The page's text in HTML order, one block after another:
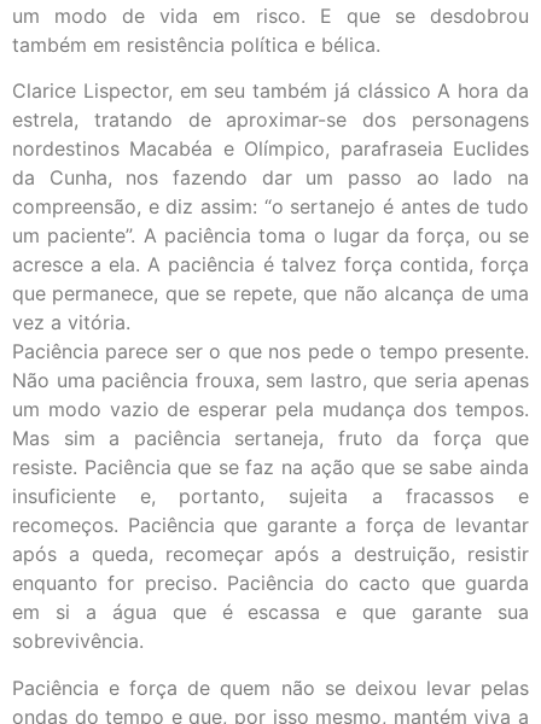
um modo de vida em risco. E que se desdobrou
também em resistência política e bélica.
Clarice Lispector, em seu também já clássico A hora da
estrela, tratando de aproximar-se dos personagens
nordestinos Macabéa e Olímpico, parafraseia Euclides
da Cunha, nos fazendo dar um passo ao lado na
compreensão, e diz assim: “o sertanejo é antes de tudo
um paciente”. A paciência toma o lugar da força, ou se
acresce a ela. A paciência é talvez força contida, força
que permanece, que se repete, que não alcança de uma
vez a vitória.
Paciência parece ser o que nos pede o tempo presente.
Não uma paciência frouxa, sem lastro, que seria apenas
um modo vazio de esperar pela mudança dos tempos.
Mas sim a paciência sertaneja, fruto da força que
resiste. Paciência que se faz na ação que se sabe ainda
insuficiente e, portanto, sujeita a fracassos e
recomeços. Paciência que garante a força de levantar
após a queda, recomeçar após a destruição, resistir
enquanto for preciso. Paciência do cacto que guarda
em si a água que é escassa e que garante sua
sobrevivência.
Paciência e força de quem não se deixou levar pelas
ondas do tempo e que, por isso mesmo, mantém viva a